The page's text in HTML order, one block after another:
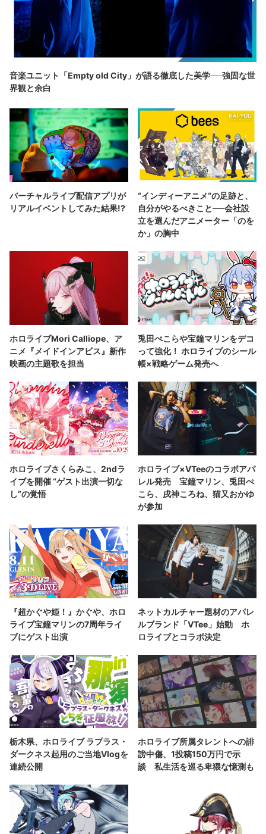
音楽ユニット「Empty old City」が語る徹底した美学──強固な世
界観と余白
バーチャルライブ配信アプリが
リアルイベントしてみた結果!?
“インディーアニメ“の足跡と、
自分がやるべきこと──会社設
立を選んだアニメーター「のを
か」の胸中
ホロライブMori Calliope、ア
ニメ『メイドインアビス』新作
映画の主題歌を担当
兎田ぺこらや宝鐘マリンをデコ
って強化！ ホロライブのシール
帳×戦略ゲーム発売へ
ホロライブさくらみこ、2ndラ
イブを開催 “ゲスト出演一切な
し”の覚悟
ホロライブ×VTeeのコラボアパ
レル発売 宝鐘マリン、兎田ぺ
こら、戌神ころね、猫又おかゆ
が参加
『超かぐや姫！』かぐや、ホロ
ライブ宝鐘マリンの7周年ライ
ブにゲスト出演
ネットカルチャー題材のアパレ
ルブランド「VTee」始動 ホ
ロライブとコラボ決定
栃木県、ホロライブ ラプラス・
ダークネス起用のご当地Vlogを
連続公開
ホロライブ所属タレントへの誹
謗中傷、1投稿150万円で示
談 私生活を巡る卑猥な憶測も